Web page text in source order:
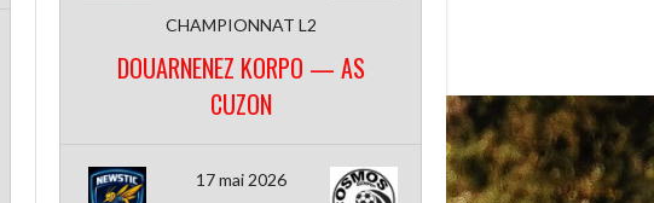
CHAMPIONNAT L2
DOUARNENEZ KORPO — AS
CUZON
17 mai 2026